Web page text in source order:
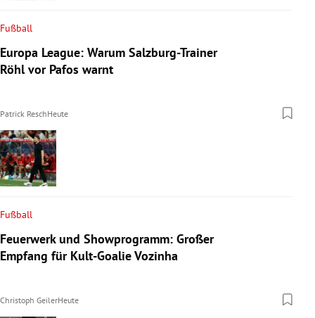
Fußball
Europa League: Warum Salzburg-Trainer
Röhl vor Pafos warnt
Patrick ReschHeute
Fußball
Feuerwerk und Showprogramm: Großer
Empfang für Kult-Goalie Vozinha
Christoph GeilerHeute